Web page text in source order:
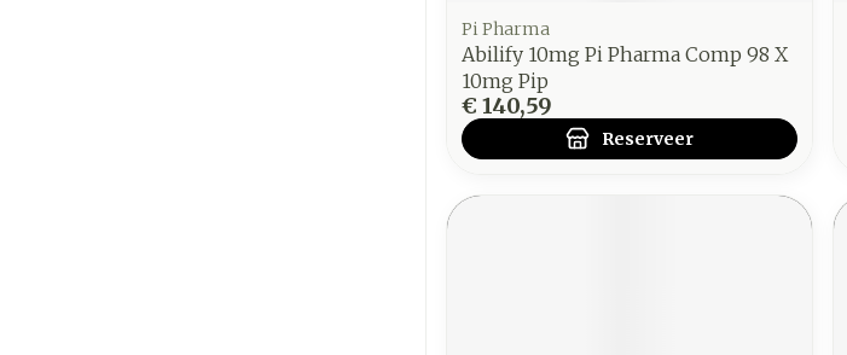
Pi Pharma
Abilify 10mg Pi Pharma Comp 98 X
10mg Pip
€ 140,59
Reserveer